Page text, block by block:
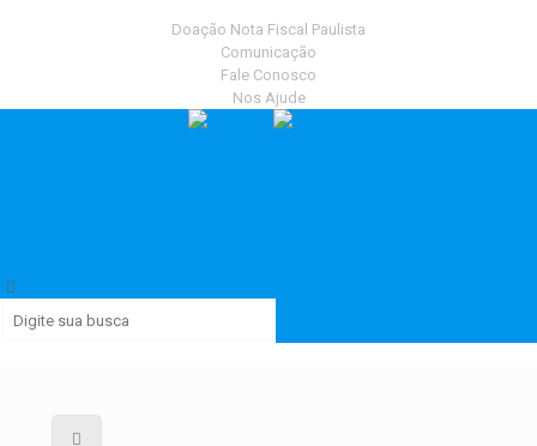
Doação Nota Fiscal Paulista
Comunicação
Fale Conosco
Nos Ajude